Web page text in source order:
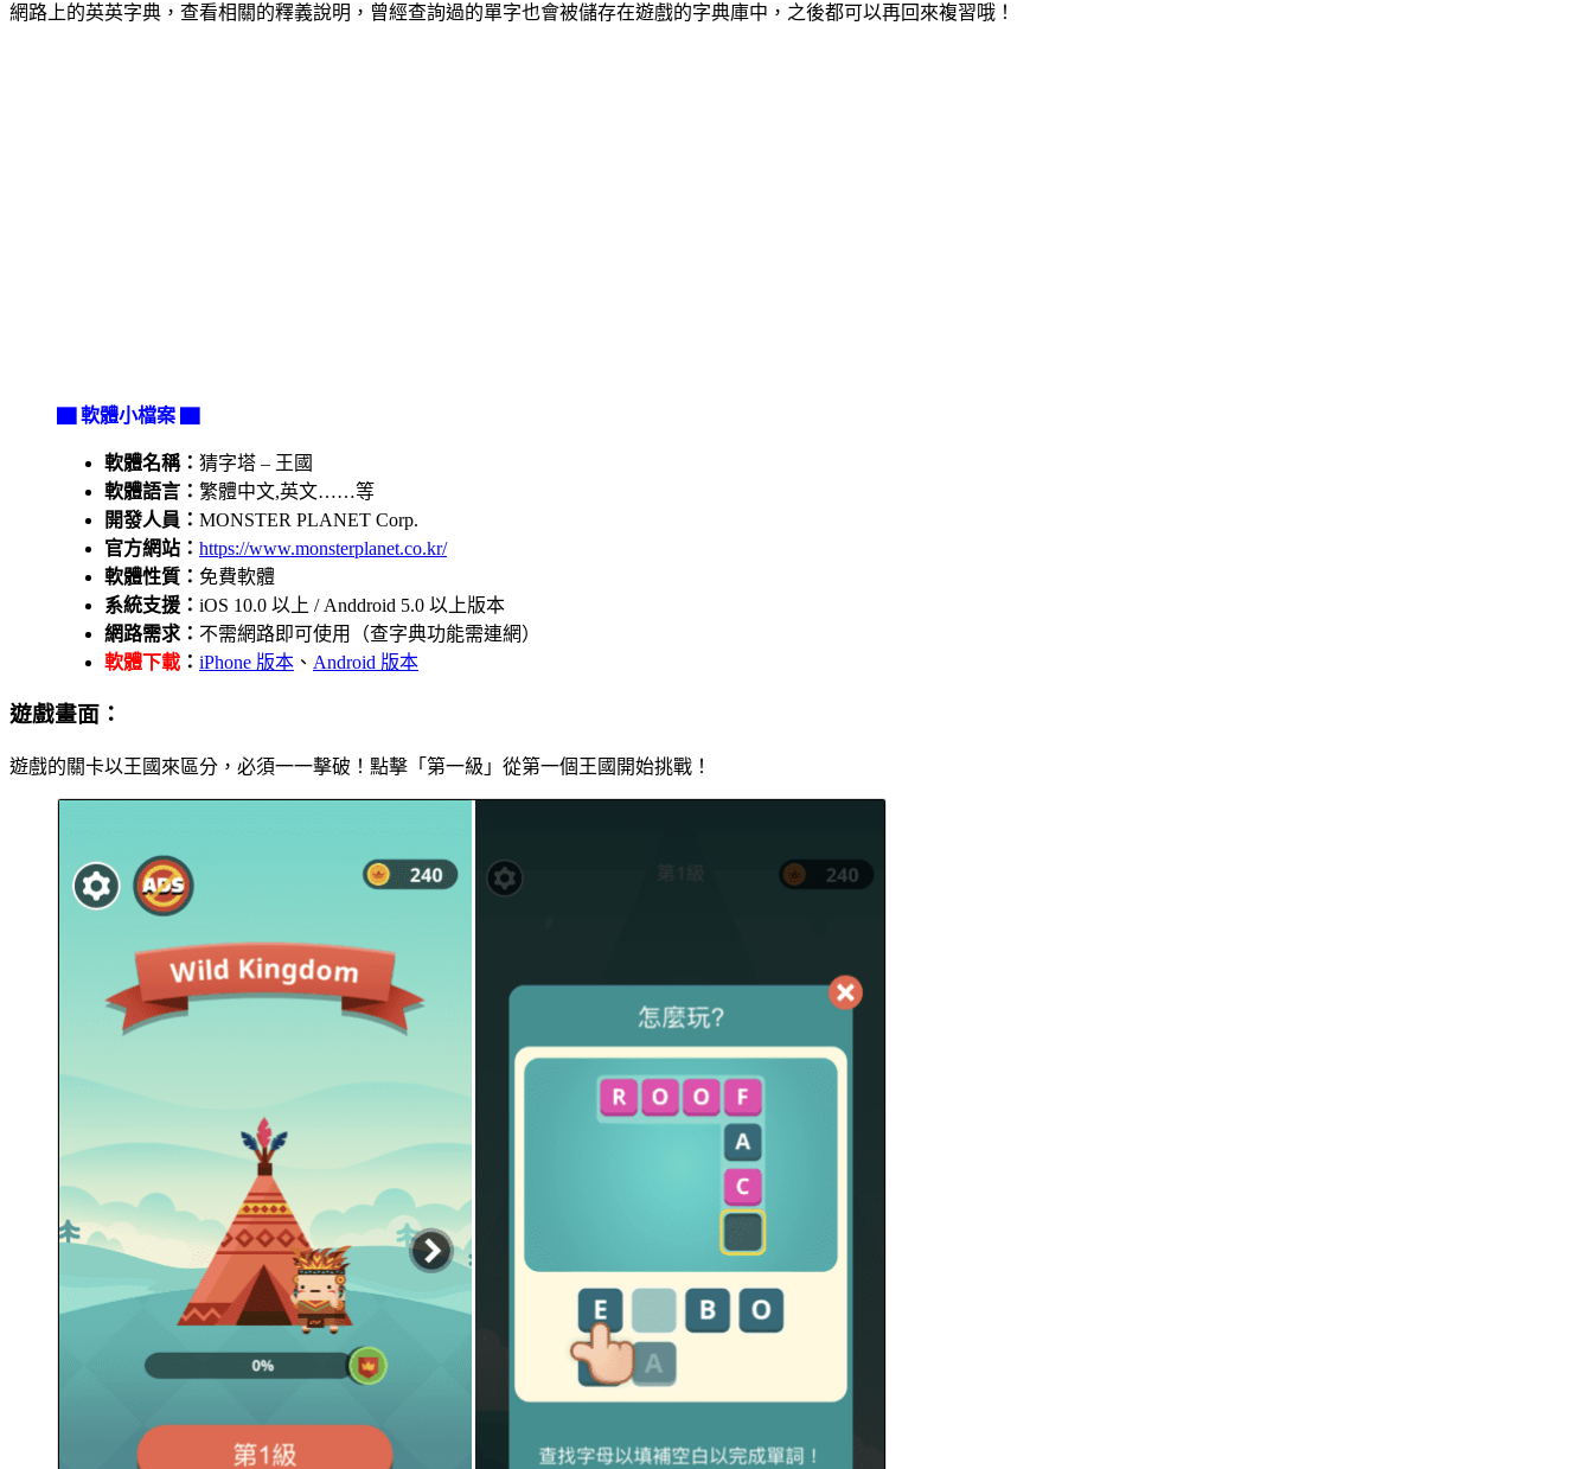
網路上的英英字典，查看相關的釋義說明，曾經查詢過的單字也會被儲存在遊戲的字典庫中，之後都可以再回來複習哦！
▇ 軟體小檔案 ▇
軟體名稱： 猜字塔 – 王國
軟體語言： 繁體中文,英文……等
開發人員： MONSTER PLANET Corp.
官方網站： https://www.monsterplanet.co.kr/
軟體性質： 免費軟體
系統支援： iOS 10.0 以上 / Anddroid 5.0 以上版本
網路需求： 不需網路即可使用（查字典功能需連網）
軟體下載 ： iPhone 版本 、 Android 版本
遊戲畫面：
遊戲的關卡以王國來區分，必須一一擊破！點擊「第一級」從第一個王國開始挑戰！